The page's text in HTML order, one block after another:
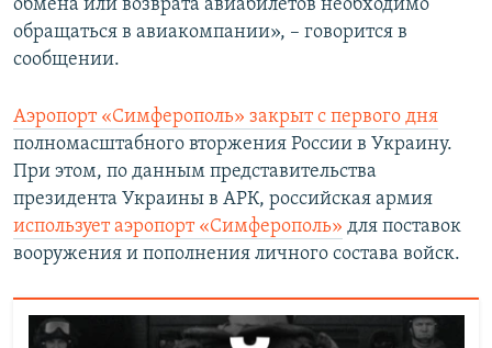
обмена или возврата авиабилетов необходимо
обращаться в авиакомпании», – говорится в
сообщении.
Аэропорт «Симферополь» закрыт с первого дня
полномасштабного вторжения России в Украину.
При этом, по данным представительства
президента Украины в АРК, российская армия
использует аэропорт «Симферополь» для поставок
вооружения и пополнения личного состава войск.